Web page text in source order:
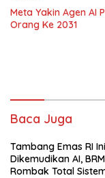
Meta Yakin Agen AI
Orang Ke 2031
Baca Juga
Tambang Emas RI
Dikemudikan AI,
Rombak Total